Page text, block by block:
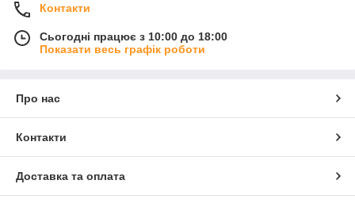
Контакти
Сьогодні працює з 10:00 до 18:00
Показати весь графік роботи
Про нас
Контакти
Доставка та оплата